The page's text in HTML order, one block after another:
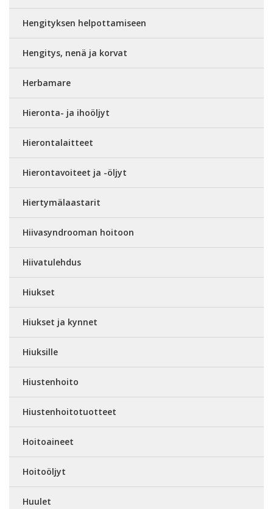
Hengityksen helpottamiseen
Hengitys, nenä ja korvat
Herbamare
Hieronta- ja ihoöljyt
Hierontalaitteet
Hierontavoiteet ja -öljyt
Hiertymälaastarit
Hiivasyndrooman hoitoon
Hiivatulehdus
Hiukset
Hiukset ja kynnet
Hiuksille
Hiustenhoito
Hiustenhoitotuotteet
Hoitoaineet
Hoitoöljyt
Huulet